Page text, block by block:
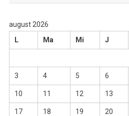
august 2026
L
Ma Mi J
3 4 5 6
10 11 12 13
17 18 19 20